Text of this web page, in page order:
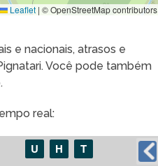
Leaflet | © OpenStreetMap contributors
e nacionais, atrasos e
Você pode também
real: